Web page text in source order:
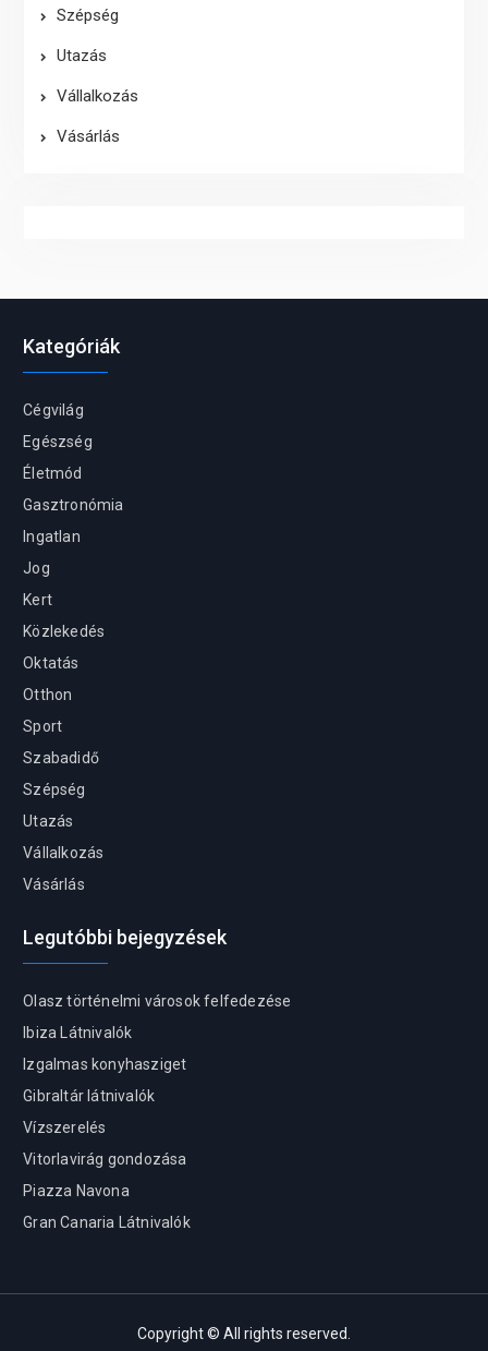
Szépség
Utazás
Vállalkozás
Vásárlás
Kategóriák
Cégvilág
Egészség
Életmód
Gasztronómia
Ingatlan
Jog
Kert
Közlekedés
Oktatás
Otthon
Sport
Szabadidő
Szépség
Utazás
Vállalkozás
Vásárlás
Legutóbbi bejegyzések
Olasz történelmi városok felfedezése
Ibiza Látnivalók
Izgalmas konyhasziget
Gibraltár látnivalók
Vízszerelés
Vitorlavirág gondozása
Piazza Navona
Gran Canaria Látnivalók
Copyright © All rights reserved.